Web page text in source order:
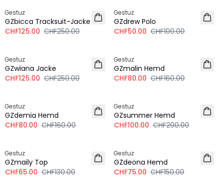
Gestuz
GZbicca Tracksuit-Jacke
CHF125.00 CHF250.00
Gestuz
GZdrew Polo
CHF50.00 CHF100.00
Gestuz
GZwiana Jacke
CHF125.00 CHF250.00
Gestuz
GZmalin Hemd
CHF80.00 CHF160.00
Gestuz
GZdemia Hemd
CHF80.00 CHF160.00
Gestuz
GZsummer Hemd
CHF100.00 CHF200.00
Gestuz
GZmaily Top
CHF65.00 CHF130.00
Gestuz
GZdeona Hemd
CHF75.00 CHF150.00